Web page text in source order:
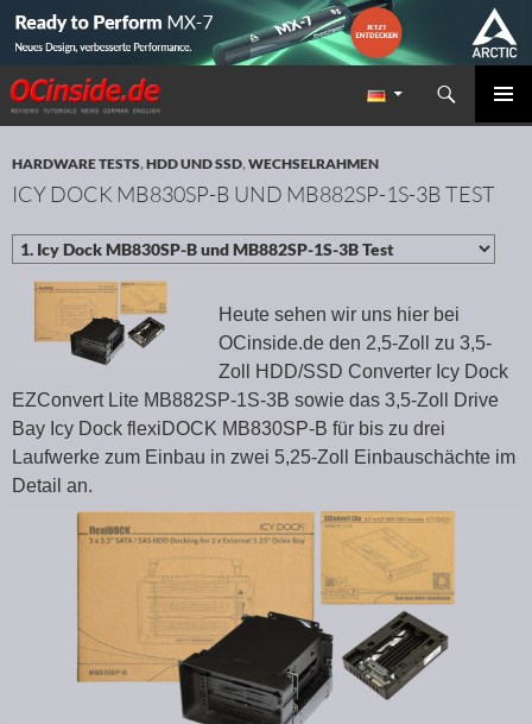
Redaktion ocinside.de PC Hardware Portal
Suchen
ZUM INHALT SPRINGEN
HARDWARE TESTS,HDD UND SSD,WECHSELRAHMEN
ICY DOCK MB830SP-B UND MB882SP-1S-3B TEST
Heute sehen wir uns hier bei
OCinside.de den 2,5-Zoll zu 3,5-
Zoll HDD/SSD Converter Icy Dock
EZConvert Lite MB882SP-1S-3B sowie das 3,5-Zoll Drive
Bay Icy Dock flexiDOCK MB830SP-B für bis zu drei
Laufwerke zum Einbau in zwei 5,25-Zoll Einbauschächte im
Detail an.